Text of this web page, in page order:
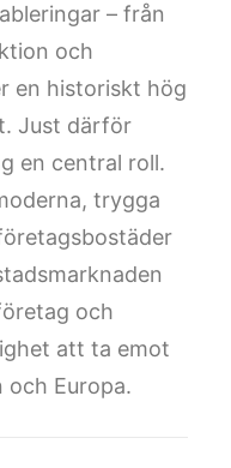
– från
och
en historiskt hög
Just därför
en central roll.
trygga
och
att ta emot
och Europa.